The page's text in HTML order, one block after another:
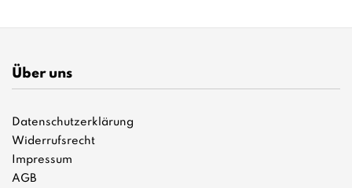
Über uns
Datenschutzerklärung
Widerrufsrecht
Impressum
AGB